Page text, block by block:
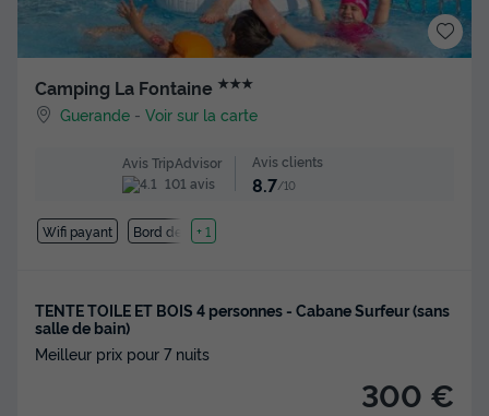
Camping La Fontaine ★★★
Guerande -Voir sur la carte
Avis TripAdvisor
101 avis
Avis clients
8.7/10
Wifi payant Bord de mer
+ 1
TENTE TOILE ET BOIS 4 personnes - Cabane Surfeur (sans
salle de bain)
Meilleur prix pour 7 nuits
300 €